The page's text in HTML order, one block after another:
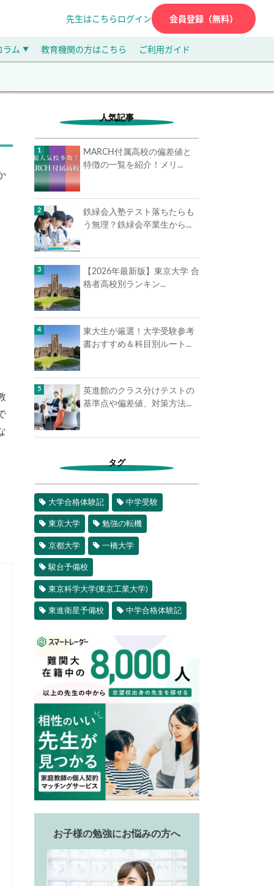
先生はこちら ログイン 会員登録（無料）
ラム ▼ 教育機関の方はこちら ご利用ガイド
人気記事
MARCH付属高校の偏差値と
特徴の一覧を紹介！メリ...
鉄緑会入塾テスト落ちたらも
う無理？鉄緑会卒業生から...
【2026年最新版】東京大学 合
格者高校別ランキン...
東大生が厳選！大学受験参考
書おすすめ＆科目別ルート...
英進館のクラス分けテストの
基準点や偏差値、対策方法...
タグ
大学合格体験記 中学受験
東京大学 勉強の転機
京都大学 一橋大学
駿台予備校
東京科学大学(東京工業大学)
東進衛星予備校 中学合格体験記
お子様の勉強にお悩みの方へ